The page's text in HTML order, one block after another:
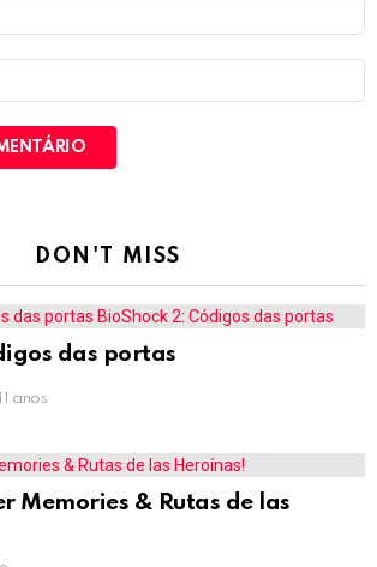
DON'T MISS
das portas
anos
Memories & Rutas de las